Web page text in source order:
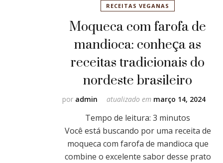
RECEITAS VEGANAS
Moqueca com farofa de
mandioca: conheça as
receitas tradicionais do
nordeste brasileiro
por admin atualizado em março 14, 2024
Tempo de leitura: 3 minutos
Você está buscando por uma receita de
moqueca com farofa de mandioca que
combine o excelente sabor desse prato